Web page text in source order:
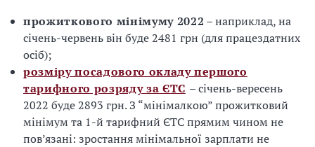
прожиткового мінімуму 2022 – наприклад, на
січень-червень він буде 2481 грн (для працездатних
осіб);
розміру посадового окладу першого
тарифного розряду за ЄТС – січень-вересень
2022 буде 2893 грн. З “мінімалкою” прожитковий
мінімум та 1-й тарифний ЄТС прямим чином не
пов’язані: зростання мінімальної зарплати не